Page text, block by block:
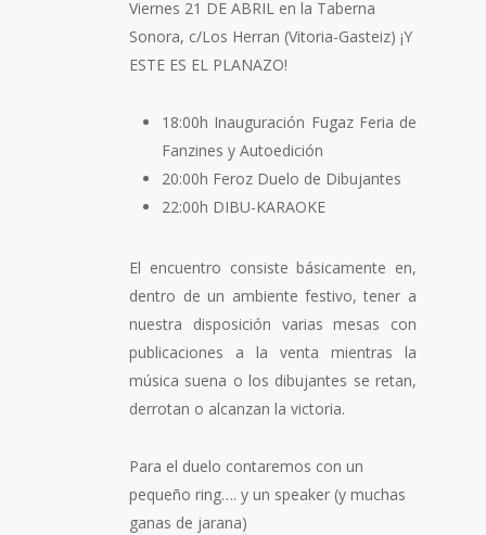
Viernes 21 DE ABRIL en la Taberna
Sonora, c/Los Herran (Vitoria-Gasteiz) ¡Y
ESTE ES EL PLANAZO!
18:00h Inauguración Fugaz Feria de
Fanzines y Autoedición
20:00h Feroz Duelo de Dibujantes
22:00h DIBU-KARAOKE
El encuentro consiste básicamente en,
dentro de un ambiente festivo, tener a
nuestra disposición varias mesas con
publicaciones a la venta mientras la
música suena o los dibujantes se retan,
derrotan o alcanzan la victoria.
Para el duelo contaremos con un
pequeño ring…. y un speaker (y muchas
ganas de jarana)